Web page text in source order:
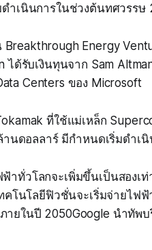
ำเนินการในช่วงต้นทศวรรษ
Breakthrough Energy
ด้รับเงินทุนจาก Sam
Centers ของ Microsoft
ที่ใช้แม่เหล็ก
านดอลลาร์ มีกำหนดเริ่มดำเ
าทั่วโลกจะเพิ่มขึ้นเป็นสองเ
คโนโลยีฟิวชั่นจะเริ่มจ่ายไฟ
ายในปี 2050Google นำทัพ